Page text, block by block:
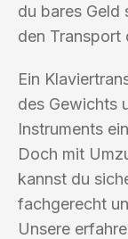
du bares Geld
den Transport
Ein
des Gewichts
Instruments
Doch mit
kannst du
fachgerecht
Unsere